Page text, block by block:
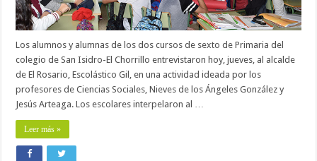
Los alumnos y alumnas de los dos cursos de sexto de Primaria del
colegio de San Isidro-El Chorrillo entrevistaron hoy, jueves, al alcalde
de El Rosario, Escolástico Gil, en una actividad ideada por los
profesores de Ciencias Sociales, Nieves de los Ángeles González y
Jesús Arteaga. Los escolares interpelaron al …
Leer más »